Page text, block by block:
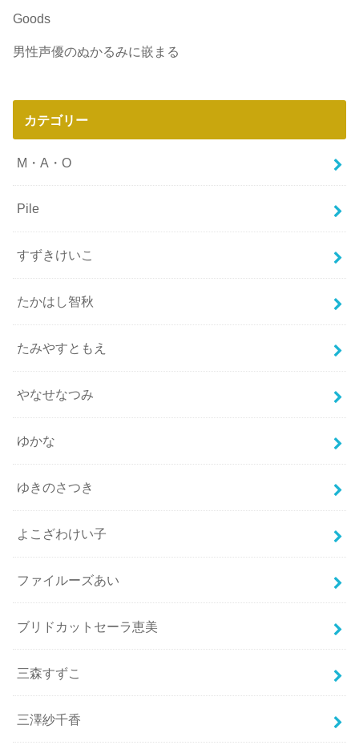
Goods
男性声優のぬかるみに嵌まる
カテゴリー
M・A・O
Pile
すずきけいこ
たかはし智秋
たみやすともえ
やなせなつみ
ゆかな
ゆきのさつき
よこざわけい子
ファイルーズあい
ブリドカットセーラ恵美
三森すずこ
三澤紗千香